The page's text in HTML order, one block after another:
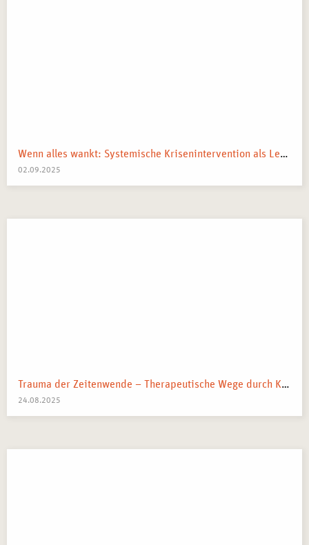
Wenn alles wankt: Systemische Krisenintervention als Lebenskompass
02.09.2025
Trauma der Zeitenwende – Therapeutische Wege durch Krieg, Klima & Krisen
24.08.2025